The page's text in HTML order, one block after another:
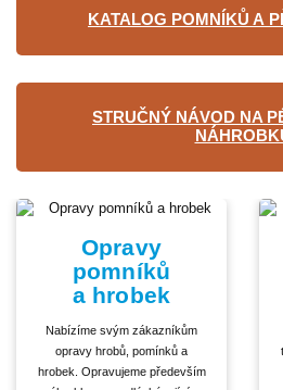
KATALOG POMNÍKŮ A
STRUČNÝ NÁVOD NA
Opravy
pomníků
a hrobek
Nabízíme svým zákazníkům
opravy hrobů, pomínků a
hrobek. Opravujeme především